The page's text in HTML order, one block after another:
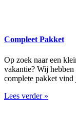
Compleet Pakket
Op zoek naar een
vakantie? Wij
complete pakket vind
Lees verder »